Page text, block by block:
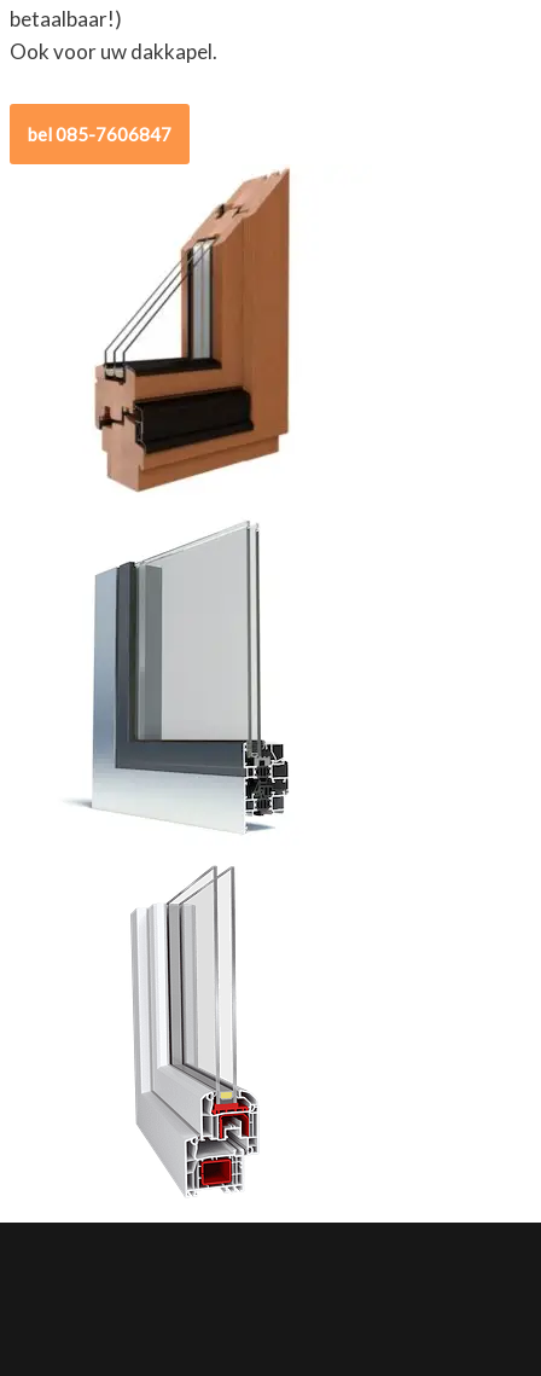
betaalbaar!)
Ook voor uw dakkapel.
bel 085-7606847